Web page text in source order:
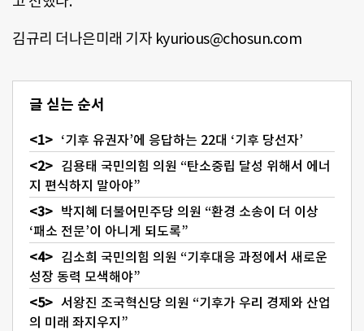
김규리 더나은미래 기자 kyurious@chosun.com
글 싣는 순서
‘기후 유권자’에 응답하는 22대 ‘기후 당선자’
김용태 국민의힘 의원 “탄소중립 달성 위해서 에너
지 편식하지 말아야”
박지혜 더불어민주당 의원 “환경 소송이 더 이상
‘패소 전문’이 아니게 되도록”
김소희 국민의힘 의원 “기후대응 과정에서 새로운
성장 동력 모색해야”
서왕진 조국혁신당 의원 “기후가 우리 경제와 산업
의 미래 좌지우지”